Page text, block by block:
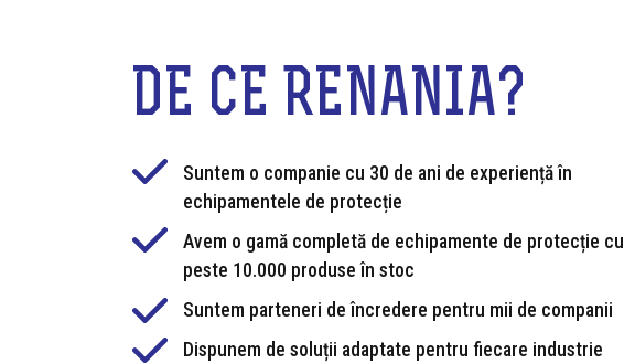
DE CE RENANIA?
Suntem o companie cu 30 de ani de experiență în
echipamentele de protecție
Avem o gamă completă de echipamente de protecție cu
peste 10.000 produse în stoc
Suntem parteneri de încredere pentru mii de companii
Dispunem de soluții adaptate pentru fiecare industrie